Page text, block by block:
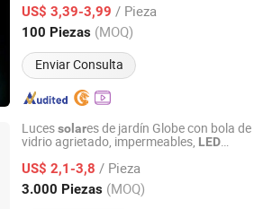
US$ 3,39-3,99 / Pieza
100 Piezas (MOQ)
Enviar Consulta
Desde 2025
Lucessolares de jardín Globe con bola de
vidrio agrietado, impermeables, LED
patios, jardines y céspedes
US$ 2,1-3,8 / Pieza
3.000 Piezas (MOQ)
Ltd.
Desde 2020